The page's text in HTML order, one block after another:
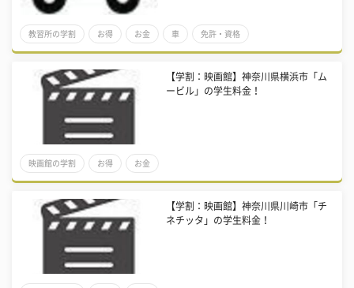
教習所の学割 お得 お金 車 免許・資格
【学割：映画館】神奈川県横浜市「ム
ービル」の学生料金！
映画館の学割 お得 お金
【学割：映画館】神奈川県川崎市「チ
ネチッタ」の学生料金！